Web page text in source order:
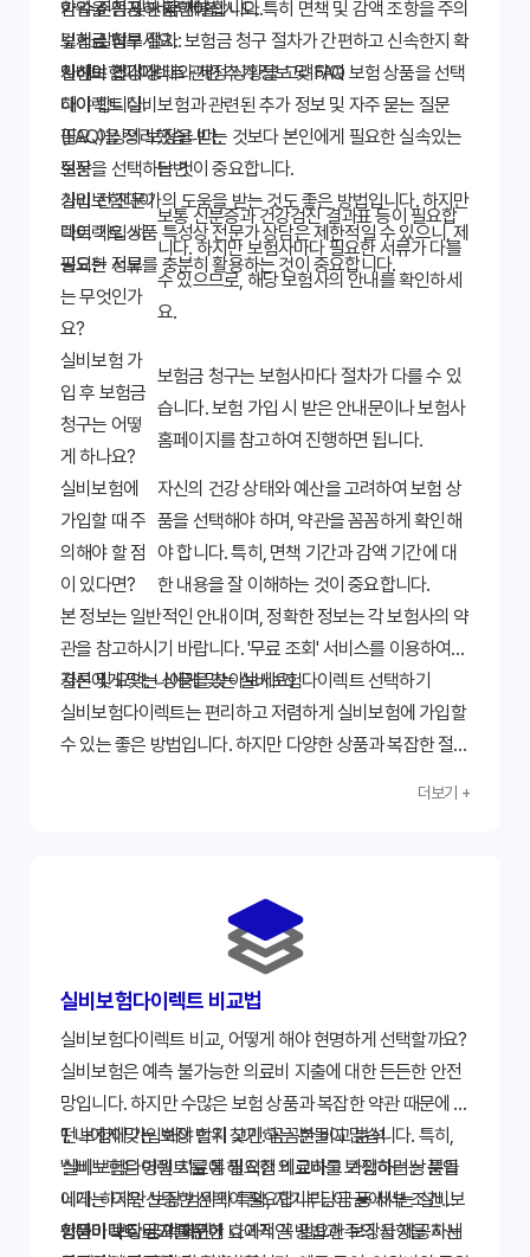
한 수준인지 판단해야 합니다.
보험금 청구 절차: 보험금 청구 절차가 간편하고 신속한지 확
인해야 합니다.
가입 신청 및 서류 제출
보험료 납부
약관을 꼼꼼히 확인하십시오. 특히 면책 및 감액 조항을 주의
깊게 살펴보세요.
자신의 건강 상태와 재정 상황을 고려하여 보험 상품을 선택
해야 합니다.
필요 이상의 보장을 받는 것보다 본인에게 필요한 실속있는
보장을 선택하는 것이 중요합니다.
가입 전 전문가의 도움을 받는 것도 좋은 방법입니다. 하지만
다이렉트 상품 특성상 전문가 상담은 제한적일 수 있으니, 제
공되는 정보를 충분히 활용하는 것이 중요합니다.
실비보험다이렉트 관련 추가 정보 및 FAQ
다이렉트 실비보험과 관련된 추가 정보 및 자주 묻는 질문
(FAQ)을 정리했습니다.
질문
답변
실비보험다이
렉트 가입 시
필요한 서류
는 무엇인가
요?
보통 신분증과 건강검진 결과표 등이 필요합
니다. 하지만 보험사마다 필요한 서류가 다를
수 있으므로, 해당 보험사의 안내를 확인하세
요.
실비보험 가
입 후 보험금
청구는 어떻
게 하나요?
보험금 청구는 보험사마다 절차가 다를 수 있
습니다. 보험 가입 시 받은 안내문이나 보험사
홈페이지를 참고하여 진행하면 됩니다.
실비보험에
가입할 때 주
의해야 할 점
이 있다면?
자신의 건강 상태와 예산을 고려하여 보험 상
품을 선택해야 하며, 약관을 꼼꼼하게 확인해
야 합니다. 특히, 면책 기간과 감액 기간에 대
한 내용을 잘 이해하는 것이 중요합니다.
본 정보는 일반적인 안내이며, 정확한 정보는 각 보험사의 약
관을 참고하시기 바랍니다. '무료 조회' 서비스를 이용하여
자신에게 맞는 상품을 찾아보세요!
결론 및 요약: 나에게 맞는 실비보험다이렉트 선택하기
실비보험다이렉트는 편리하고 저렴하게 실비보험에 가입할
수 있는 좋은 방법입니다. 하지만 다양한 상품과 복잡한 절차
더보기 +
실비보험다이렉트 비교법
실비보험다이렉트 비교, 어떻게 해야 현명하게 선택할까요?
실비보험은 예측 불가능한 의료비 지출에 대한 든든한 안전
망입니다. 하지만 수많은 보험 상품과 복잡한 약관 때문에 어
떤 보험에 가입해야 할지 고민하는 분들이 많습니다. 특히,
'실비보험다이렉트'를 통해 직접 비교하고 가입하려는 분들
에게는 더욱 신중한 선택이 필요합니다. 이 글에서는 실비보
험다이렉트 비교를 위한 효과적인 방법과 주의 사항을 자세
1. 나에게 맞는 보장 범위 찾기: 꼼꼼한 비교 분석
실비보험은 병원 치료에 필요한 의료비를 보장하는 상품입
니다. 하지만 보장 범위와 특약, 자기부담금 등 세부 조건이
상품마다 다르기 때문에 나에게 꼭 필요한 보장을 제공하는
입원비 보장 금액 확인